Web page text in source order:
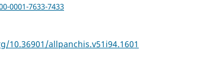
0001-7633-7433
10.36901/allpanchis.v51i94.1601